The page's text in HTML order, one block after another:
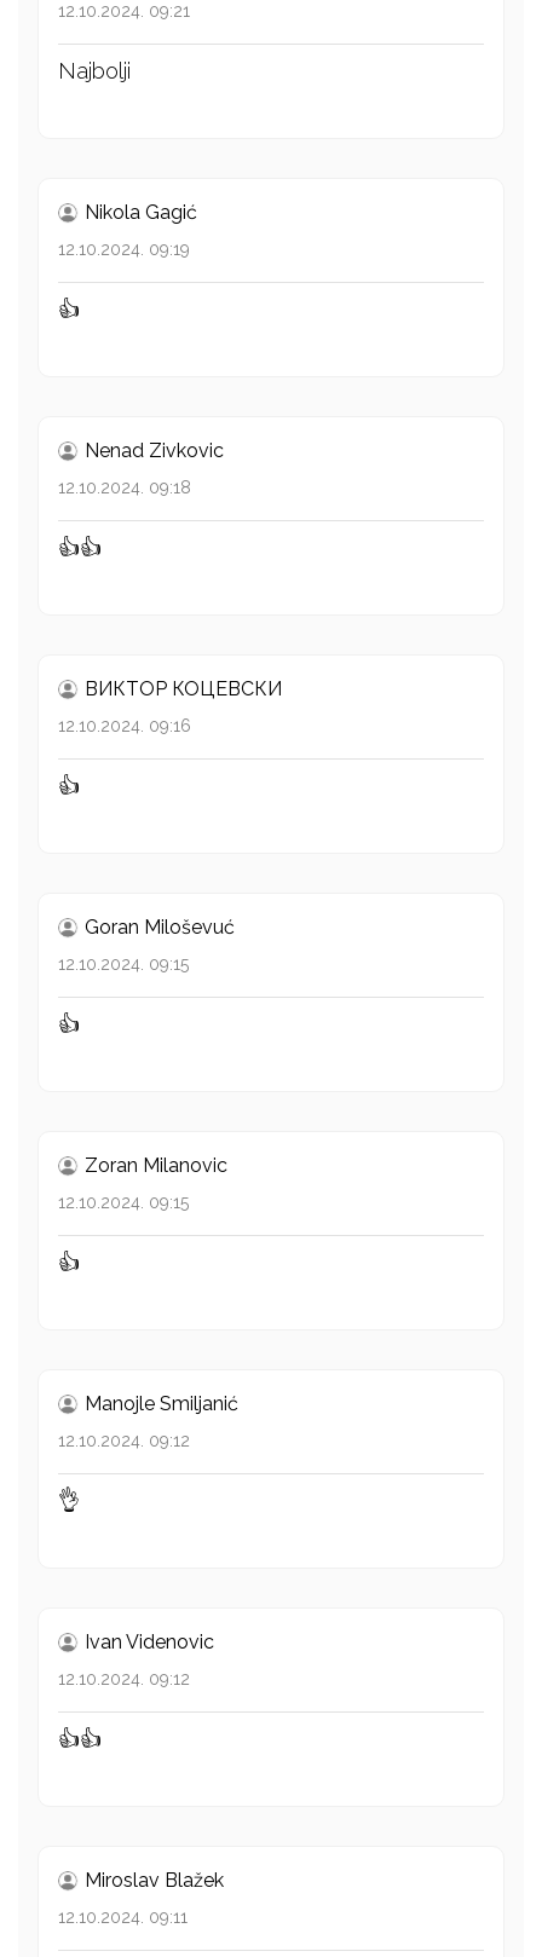
12.10.2024. 09:21
Najbolji
Nikola Gagić
12.10.2024. 09:19
👍
Nenad Zivkovic
12.10.2024. 09:18
👍👍
ВИКТОР КОЦЕВСКИ
12.10.2024. 09:16
👍
Goran Miloševuć
12.10.2024. 09:15
👍
Zoran Milanovic
12.10.2024. 09:15
👍
Manojle Smiljanić
12.10.2024. 09:12
👌
Ivan Videnovic
12.10.2024. 09:12
👍👍
Miroslav Blažek
12.10.2024. 09:11